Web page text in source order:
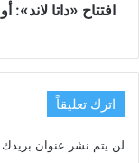
بالذكاء
افتتاح «داتا
اترك تعليقاً
لن يتم نشر عنوان بريدك